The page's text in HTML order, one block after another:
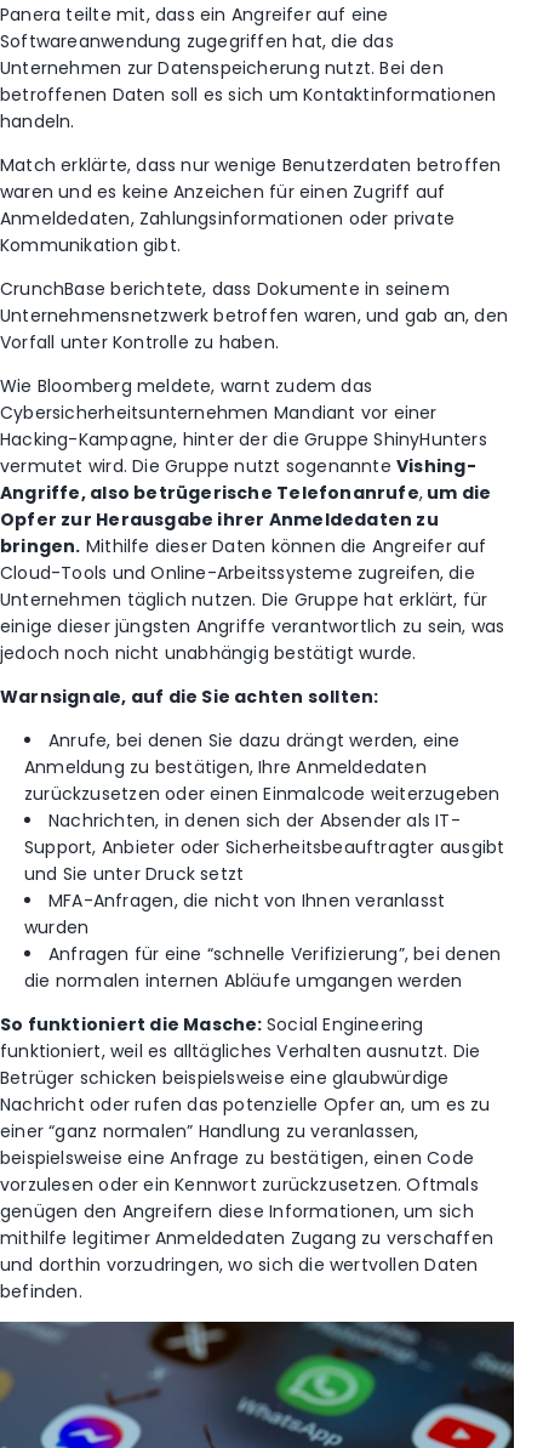
Panera teilte mit, dass ein Angreifer auf eine
Softwareanwendung zugegriffen hat, die das
Unternehmen zur Datenspeicherung nutzt. Bei den
betroffenen Daten soll es sich um Kontaktinformationen
handeln.
Match erklärte, dass nur wenige Benutzerdaten betroffen
waren und es keine Anzeichen für einen Zugriff auf
Anmeldedaten, Zahlungsinformationen oder private
Kommunikation gibt.
CrunchBase berichtete, dass Dokumente in seinem
Unternehmensnetzwerk betroffen waren, und gab an, den
Vorfall unter Kontrolle zu haben.
Wie Bloomberg meldete, warnt zudem das
Cybersicherheitsunternehmen Mandiant vor einer
Hacking-Kampagne, hinter der die Gruppe ShinyHunters
vermutet wird. Die Gruppe nutzt sogenannteVishing-
Angriffe, also betrügerische Telefonanrufe, um die
Opfer zur Herausgabe ihrer Anmeldedaten zu
bringen. Mithilfe dieser Daten können die Angreifer auf
Cloud-Tools und Online-Arbeitssysteme zugreifen, die
Unternehmen täglich nutzen. Die Gruppe hat erklärt, für
einige dieser jüngsten Angriffe verantwortlich zu sein, was
jedoch noch nicht unabhängig bestätigt wurde.
Warnsignale, auf die Sie achten sollten:
Anrufe, bei denen Sie dazu drängt werden, eine
Anmeldung zu bestätigen, Ihre Anmeldedaten
zurückzusetzen oder einen Einmalcode weiterzugeben
Nachrichten, in denen sich der Absender als IT-
Support, Anbieter oder Sicherheitsbeauftragter ausgibt
und Sie unter Druck setzt
MFA-Anfragen, die nicht von Ihnen veranlasst
wurden
Anfragen für eine “schnelle Verifizierung”, bei denen
die normalen internen Abläufe umgangen werden
So funktioniert die Masche: Social Engineering
funktioniert, weil es alltägliches Verhalten ausnutzt. Die
Betrüger schicken beispielsweise eine glaubwürdige
Nachricht oder rufen das potenzielle Opfer an, um es zu
einer “ganz normalen” Handlung zu veranlassen,
beispielsweise eine Anfrage zu bestätigen, einen Code
vorzulesen oder ein Kennwort zurückzusetzen. Oftmals
genügen den Angreifern diese Informationen, um sich
mithilfe legitimer Anmeldedaten Zugang zu verschaffen
und dorthin vorzudringen, wo sich die wertvollen Daten
befinden.